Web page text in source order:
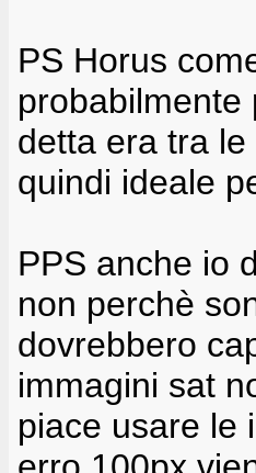
PS Horus
probabilmente
detta era tra
quindi ideale
PPS anche io
non perchè
dovrebbero
immagini sat
piace usare le